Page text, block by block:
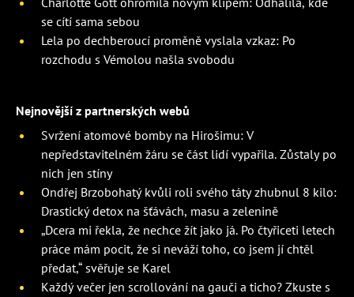
se cítí sama sebou
Lela po dechberoucí proměně vyslala vzkaz: Po
rozchodu s Vémolou našla svobodu
Nejnovější z partnerských webů
Svržení atomové bomby na Hirošimu: V
nepředstavitelném žáru se část lidí vypařila. Zůstaly po
nich jen stíny
Ondřej Brzobohatý kvůli roli svého táty zhubnul 8 kilo:
Drastický detox na šťávách, masu a zelenině
„Dcera mi řekla, že nechce žít jako já. Po čtyřiceti letech
práce mám pocit, že si neváží toho, co jsem jí chtěl
předat,“ svěřuje se Karel
Každý večer jen scrollování na gauči a ticho? Zkuste s